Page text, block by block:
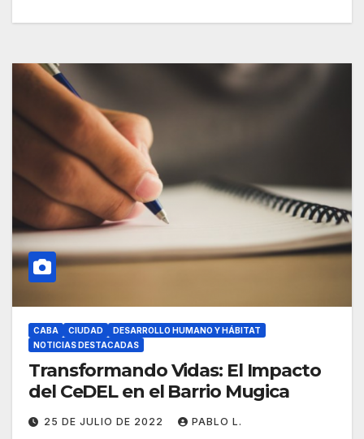
CABA CIUDAD
DESARROLLO HUMANO Y HÁBITAT
NOTICIAS DESTACADAS
Transformando Vidas: El Impacto
del CeDEL en el Barrio Mugica
25 DE JULIO DE 2022 PABLO L.